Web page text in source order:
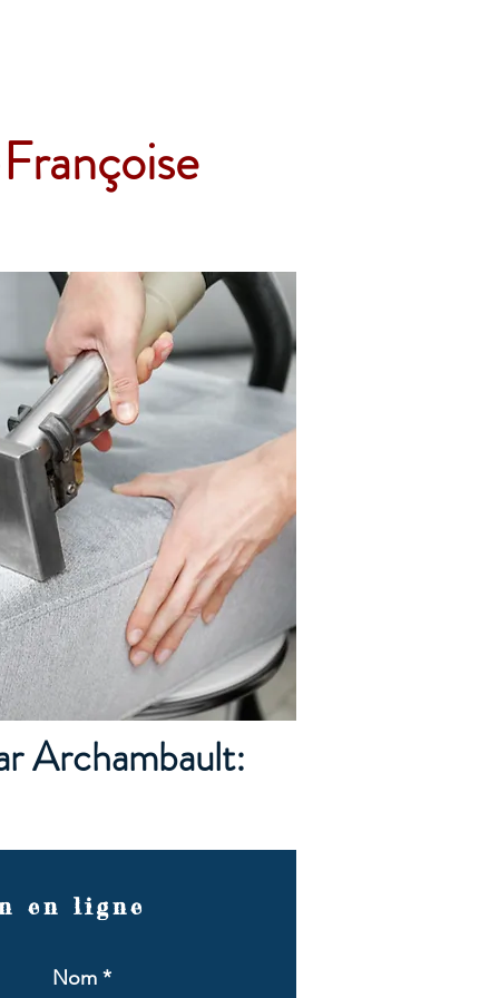
Archambault:
en ligne
Nom